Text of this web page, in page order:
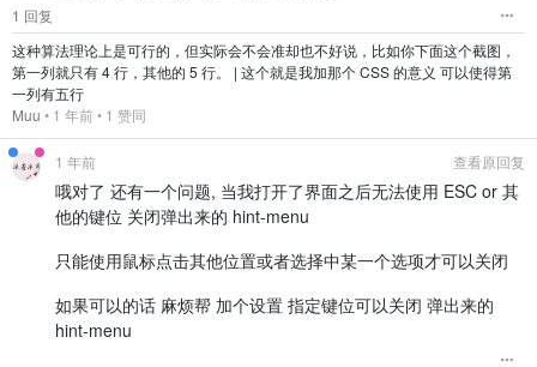
1 回复
这种算法理论上是可行的，但实际会不会准却也不好说，比如你下面这个截图，
第一列就只有 4 行，其他的 5 行。 | 这个就是我加那个 CSS 的意义 可以使得第
一列有五行
Muu • 1 年前• 1 赞同
1 年前 查看原回复
哦对了 还有一个问题, 当我打开了界面之后无法使用 ESC or 其
他的键位 关闭弹出来的 hint-menu
只能使用鼠标点击其他位置或者选择中某一个选项才可以关闭
如果可以的话 麻烦帮 加个设置 指定键位可以关闭 弹出来的
hint-menu